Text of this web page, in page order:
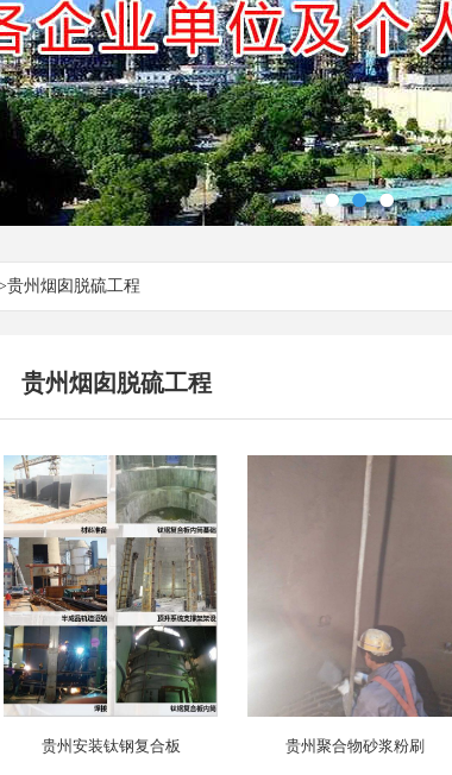
贵州烟囱脱硫工程
贵州烟囱脱硫工程
贵州安装钛钢复合板 贵州聚合物砂浆粉刷